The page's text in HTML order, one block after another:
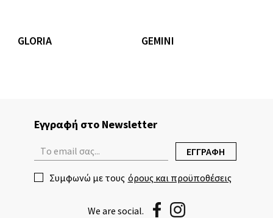
GLORIA GEMINI
Εγγραφή στο Newsletter
ΕΓΓΡΑΦΗ
Συμφωνώ με τους όρους και προϋποθέσεις
We are social.